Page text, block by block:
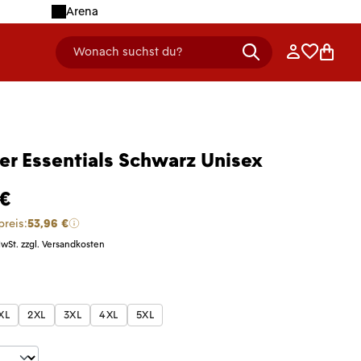
Arena
Wonach suchst du?
header.searchDescription Anmelden
Essentials Schwarz Unisex
53,96 €
zzgl. Versandkosten
2XL 3XL 4XL 5XL